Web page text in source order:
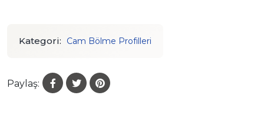
Kategori: Cam Bölme Profilleri
Paylaş: